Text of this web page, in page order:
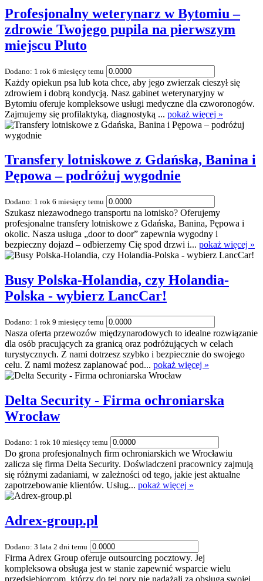
Profesjonalny weterynarz w Bytomiu –
zdrowie Twojego pupila na pierwszym
miejscu Pluto
Dodano: 1 rok 6 miesięcy temu
Każdy opiekun psa lub kota chce, aby jego zwierzak cieszył się
zdrowiem i dobrą kondycją. Nasz gabinet weterynaryjny w
Bytomiu oferuje kompleksowe usługi medyczne dla czworonogów.
Zajmujemy się profilaktyką, diagnostyką ... pokaż więcej »
Transfery lotniskowe z Gdańska, Banina i
Pępowa – podróżuj wygodnie
Dodano: 1 rok 6 miesięcy temu
Szukasz niezawodnego transportu na lotnisko? Oferujemy
profesjonalne transfery lotniskowe z Gdańska, Banina, Pępowa i
okolic. Nasza usługa „door to door” zapewnia wygodny i
bezpieczny dojazd – odbierzemy Cię spod drzwi i... pokaż więcej »
Busy Polska-Holandia, czy Holandia-
Polska - wybierz LancCar!
Dodano: 1 rok 9 miesięcy temu
Nasza oferta przewozów międzynarodowych to idealne rozwiązanie
dla osób pracujących za granicą oraz podróżujących w celach
turystycznych. Z nami dotrzesz szybko i bezpiecznie do swojego
celu. Z nami możesz zaplanować pod... pokaż więcej »
Delta Security - Firma ochroniarska
Wrocław
Dodano: 1 rok 10 miesięcy temu
Do grona profesjonalnych firm ochroniarskich we Wrocławiu
zalicza się firma Delta Security. Doświadczeni pracownicy zajmują
się różnymi zadaniami, w zależności od tego, jakie jest aktualne
zapotrzebowanie klientów. Usług... pokaż więcej »
Adrex-group.pl
Dodano: 3 lata 2 dni temu
Firma Adrex Group oferuje outsourcing pocztowy. Jej
kompleksowa obsługa jest w stanie zapewnić wsparcie wielu
przedsiębiorcom, którzy do tej pory nie nadążali za obsługą swojej